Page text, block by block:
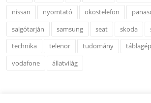
nissan
nyomtató okostelefon
salgótarján
samsung seat skoda
technika
telenor tudomány táblagép
vodafone
állatvilág